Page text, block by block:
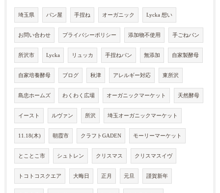
埼玉県 パン屋 手捏ね オーガニック Lycka 想い
お問い合わせ プライバシーポリシー 添加物不使用 手ごねパン
所沢市 Lycka リュッカ 手捏ねパン 無添加 自家製酵母
自家培養酵母 ブログ 秋津 アレルギー対応 東所沢
島忠ホームズ わくわく広場 オーガニックマーケット 天然酵母
イースト ルヴァン 所沢 埼玉オーガニックマーケット
11.18(木) 朝霞市 クラフトGADEN モーリーマーケット
とことこ市 シュトレン クリスマス クリスマスイヴ
トコトコスクエア 大晦日 正月 元旦 謹賀新年